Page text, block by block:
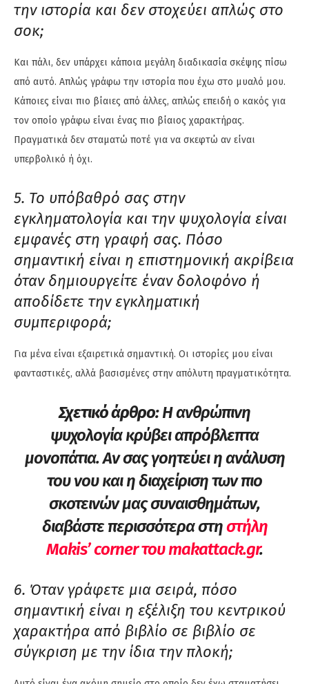
την ιστορία και δεν στοχεύει απλώς στο
σοκ;
Και πάλι, δεν υπάρχει κάποια μεγάλη διαδικασία σκέψης πίσω
από αυτό. Απλώς γράφω την ιστορία που έχω στο μυαλό μου.
Κάποιες είναι πιο βίαιες από άλλες, απλώς επειδή ο κακός για
τον οποίο γράφω είναι ένας πιο βίαιος χαρακτήρας.
Πραγματικά δεν σταματώ ποτέ για να σκεφτώ αν είναι
υπερβολικό ή όχι.
5. Το υπόβαθρό σας στην
εγκληματολογία και την ψυχολογία είναι
εμφανές στη γραφή σας. Πόσο
σημαντική είναι η επιστημονική ακρίβεια
όταν δημιουργείτε έναν δολοφόνο ή
αποδίδετε την εγκληματική
συμπεριφορά;
Για μένα είναι εξαιρετικά σημαντική. Οι ιστορίες μου είναι
φανταστικές, αλλά βασισμένες στην απόλυτη πραγματικότητα.
Σχετικό άρθρο:Η ανθρώπινη
ψυχολογία κρύβει απρόβλεπτα
μονοπάτια. Αν σας γοητεύει η ανάλυση
του νου και η διαχείριση των πιο
σκοτεινών μας συναισθημάτων,
διαβάστε περισσότερα στηστήλη
Μakis’ corner του makattack.gr.
6. Όταν γράφετε μια σειρά, πόσο
σημαντική είναι η εξέλιξη του κεντρικού
χαρακτήρα από βιβλίο σε βιβλίο σε
σύγκριση με την ίδια την πλοκή;